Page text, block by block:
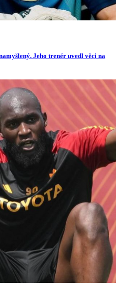
Jeho trenér uvedl věci na